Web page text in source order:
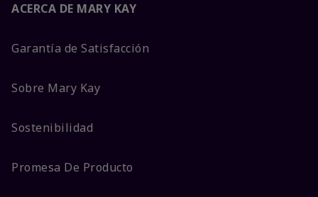
ACERCA DE MARY KAY
Garantía de Satisfacción
Sobre Mary Kay
Sostenibilidad
Promesa De Producto